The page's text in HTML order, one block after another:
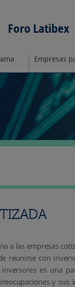
Foro Latibex
Empresas
a las empresas
reunirse con
es una
y